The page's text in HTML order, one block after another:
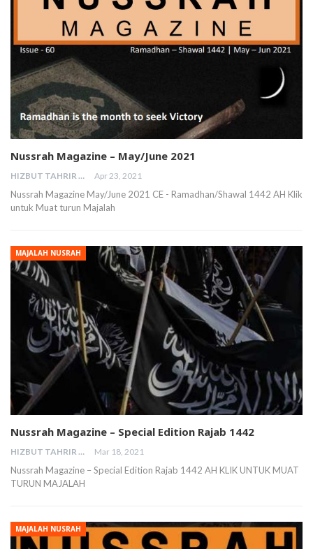
Nussrah Magazine – May/June 2021
HIZBUT TAHRIR MALAYSIA Apr 23, 2021
Nussrah Magazine May/June 2021 CE - Ramadhan/Shawal 1442 AH Klik
untuk Muat turun Majalah
MAJALAH NUSRAH
Nussrah Magazine – Special Edition Rajab 1442
HIZBUT TAHRIR MALAYSIA Mar 18, 2021
Nussrah Magazine – Special Edition Rajab 1442 AH KLIK UNTUK MUAT
TURUN MAJALAH
MAJALAH NUSRAH